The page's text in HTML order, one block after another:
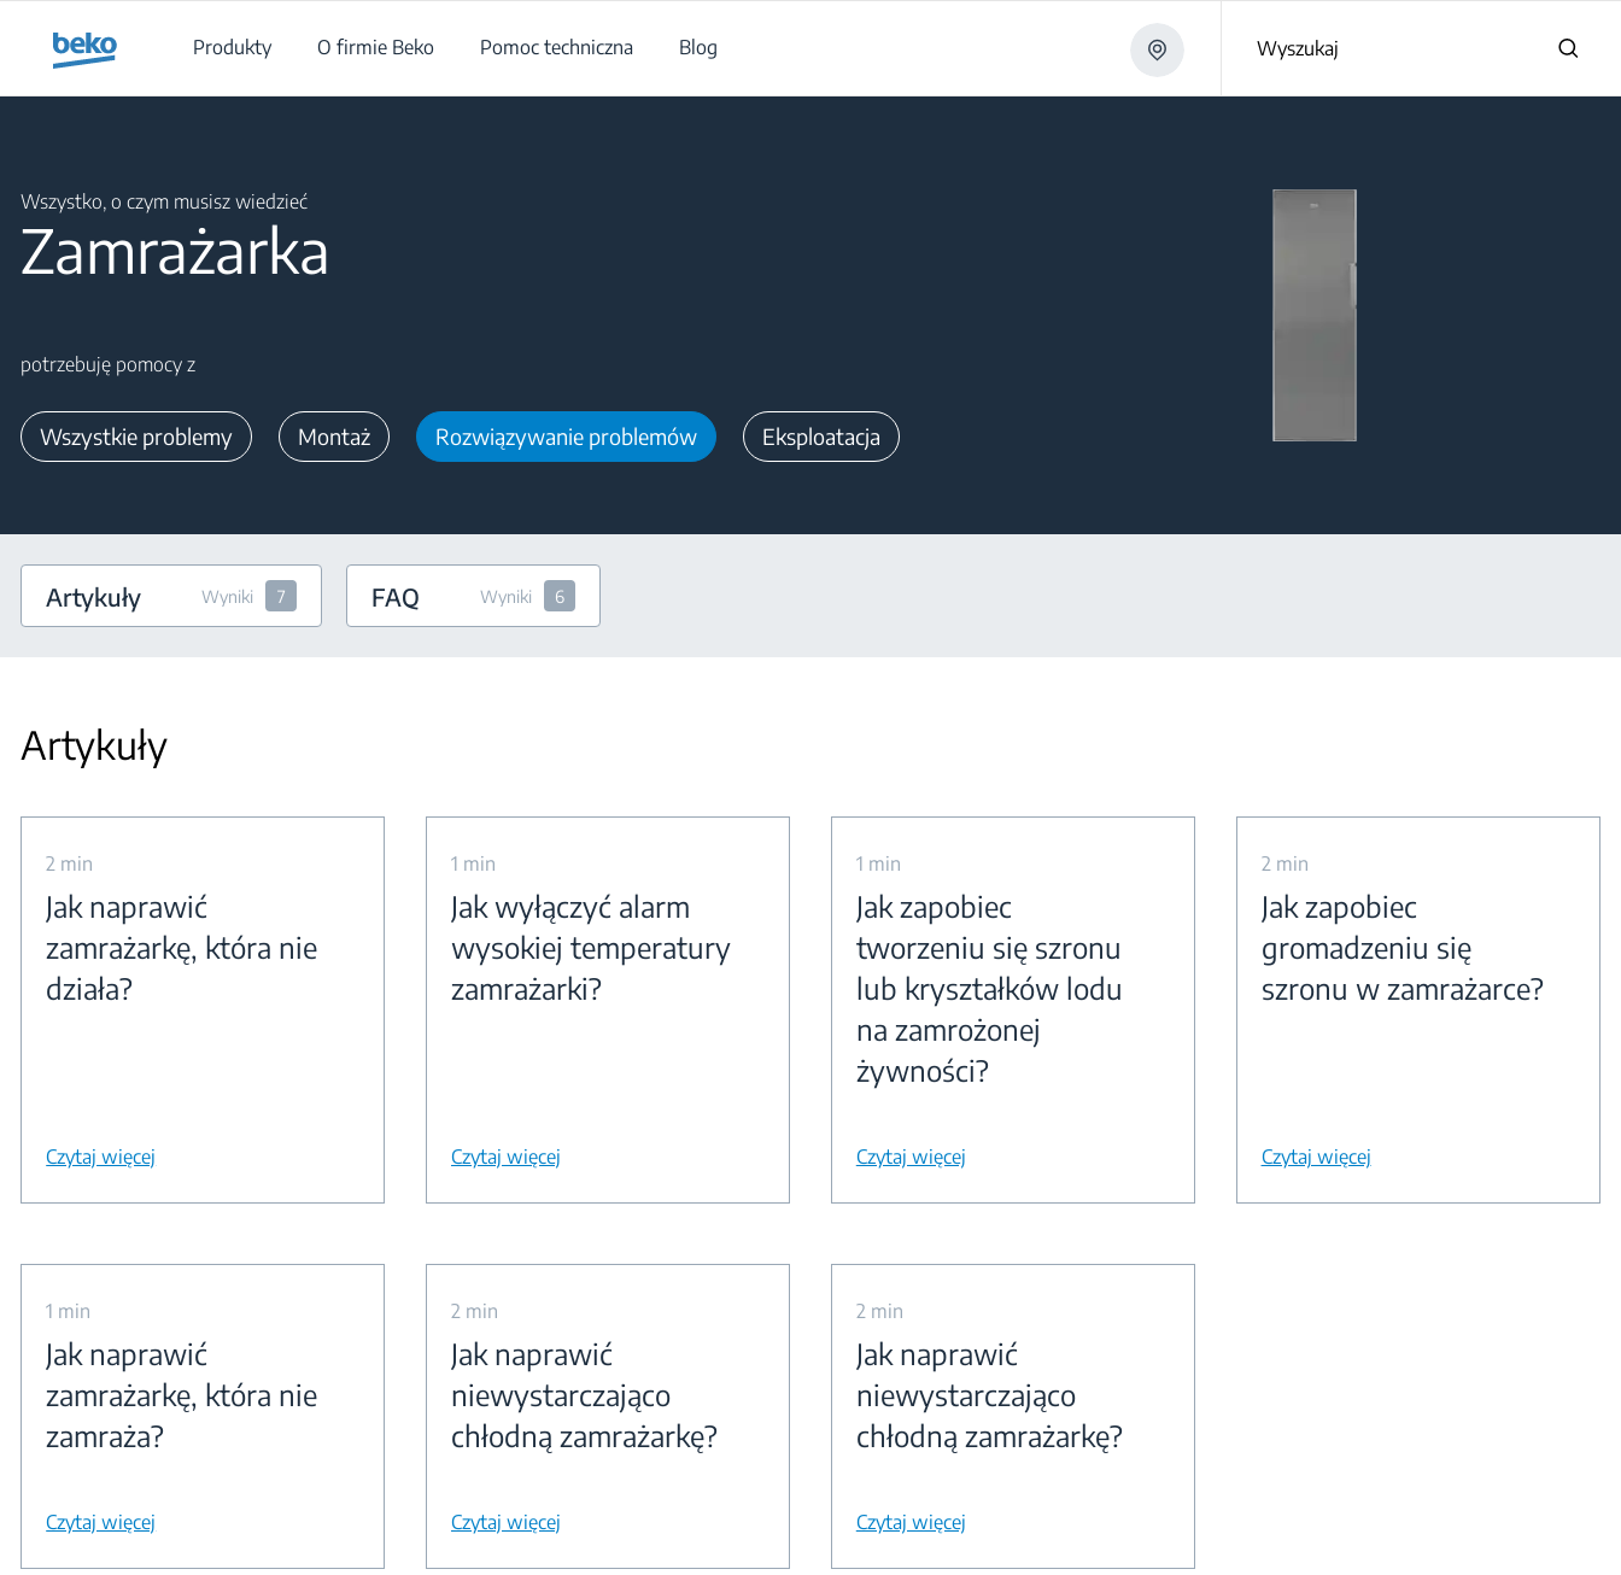
Produkty
O firmie Beko Pomoc techniczna Blog Wyszukaj
Wszystko, o czym musisz wiedzieć
Zamrażarka
potrzebuję pomocy z
Wszystkie problemy Montaż Rozwiązywanie problemów Eksploatacja
Artykuły Wyniki 7 FAQ Wyniki 6
Artykuły
2 min
Jak naprawić
zamrażarkę, która nie
działa?
Czytaj więcej
1 min
Jak wyłączyć alarm
wysokiej temperatury
zamrażarki?
Czytaj więcej
1 min
Jak zapobiec
tworzeniu się szronu
lub kryształków lodu
na zamrożonej
żywności?
Czytaj więcej
2 min
Jak zapobiec
gromadzeniu się
szronu w zamrażarce?
Czytaj więcej
1 min
Jak naprawić
zamrażarkę, która nie
zamraża?
Czytaj więcej
2 min
Jak naprawić
niewystarczająco
chłodną zamrażarkę?
Czytaj więcej
2 min
Jak naprawić
niewystarczająco
chłodną zamrażarkę?
Czytaj więcej